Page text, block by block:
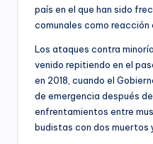
país en el que han sido
comunales como reacción
Los ataques contra
venido repitiendo en el
en 2018, cuando el
de emergencia después
enfrentamientos entre
budistas con dos muertos